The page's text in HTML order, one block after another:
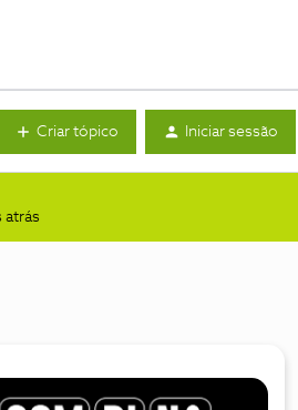
Criar tópico Iniciar sessão
atrás